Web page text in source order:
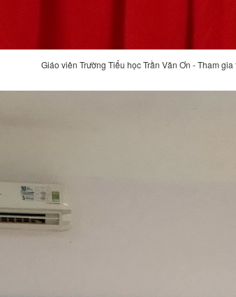
Giáo viên Trường Tiểu học Trần Văn Ơn - Tham